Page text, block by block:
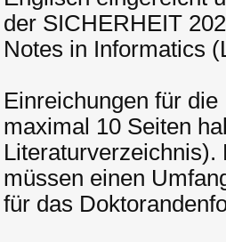
der SICHERHEIT
Notes in Informatics
Einreichungen für
maximal 10 Seiten
Literaturverzeichnis).
müssen einen
für das